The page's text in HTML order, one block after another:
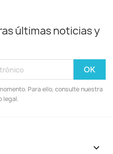
últimas noticias y
Para ello, consulte nuestra
legal.
